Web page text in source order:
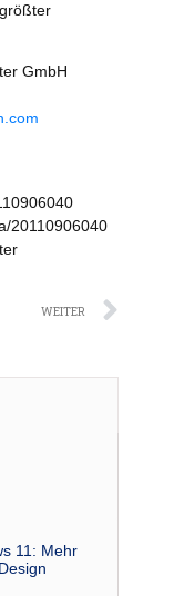
GmbH
20110906040
WEITER
11: Mehr